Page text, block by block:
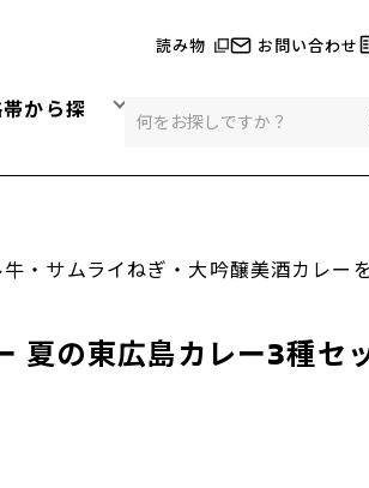
読み物 お問い合わせ
から探
・サムライねぎ・大吟醸美酒カレー
夏の東広島カレー3種セ